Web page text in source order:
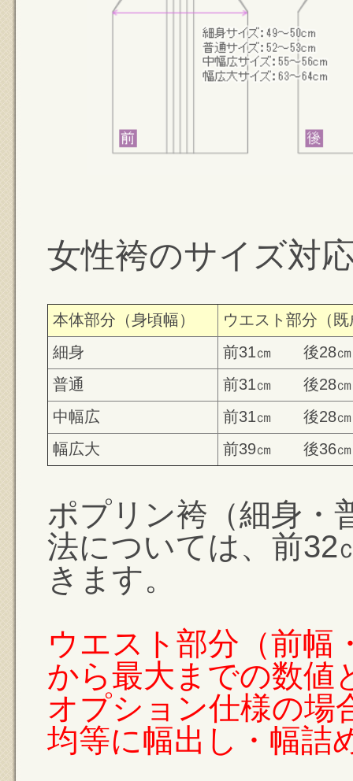
女性袴のサイズ対
本体部分（身頃幅）
ウエスト部分（
細身
前31㎝ 後28㎝
普通
前31㎝ 後28㎝
中幅広
前31㎝ 後28㎝
幅広大
前39㎝ 後36㎝
ポプリン袴（細身・
法については、前32
きます。
ウエスト部分（前幅
から最大までの数値
オプション仕様の場
均等に幅出し・幅詰